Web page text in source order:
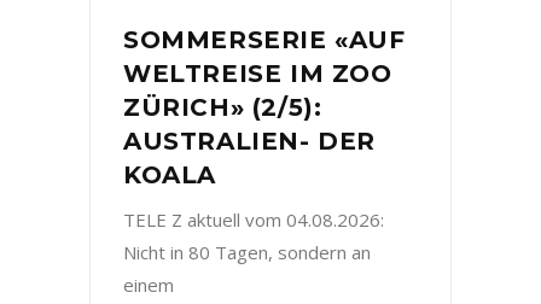
SOMMERSERIE «AUF
WELTREISE IM ZOO
ZÜRICH» (2/5):
AUSTRALIEN- DER
KOALA
TELE Z aktuell vom 04.08.2026:
Nicht in 80 Tagen, sondern an
einem